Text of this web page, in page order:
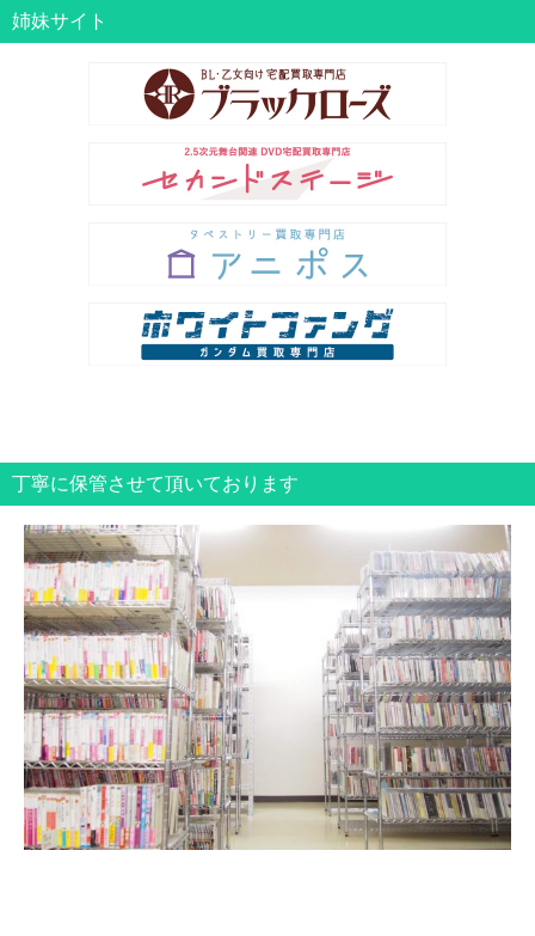
姉妹サイト
丁寧に保管させて頂いております